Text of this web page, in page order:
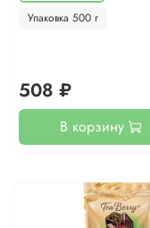
Упаковка 500 г
508 ₽
В корзину